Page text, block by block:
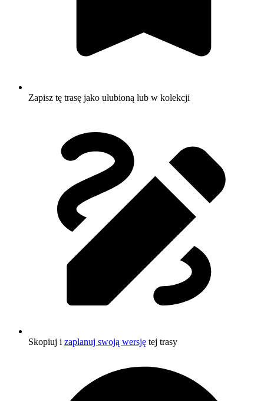
Zapisz tę trasę jako ulubioną lub w kolekcji
Skopiuj i zaplanuj swoją wersję tej trasy